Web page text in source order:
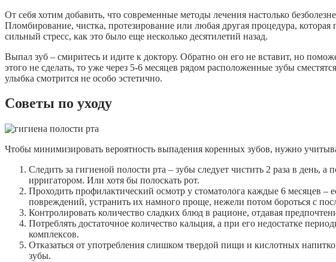
От себя хотим добавить, что современные методы лечения настолько
Пломбирование, чистка, протезирование или любая другая процедура,
сильный стресс, как это было еще несколько десятилетий назад.
Выпал зуб – смиритесь и идите к доктору. Обратно он его не вставит, но
этого не сделать, то уже через 5-6 месяцев рядом расположенные зубы
улыбка смотрится не особо эстетично.
Советы по уходу
Чтобы минимизировать вероятность выпадения коренных зубов, нужно
Следить за гигиеной полости рта – зубы следует чистить 2 раза в день,
ирригатором. Или хотя бы полоскать рот.
Проходить профилактический осмотр у стоматолога каждые 6 месяцев –
повреждений, устранить их намного проще, нежели потом бороться с
Контролировать количество сладких блюд в рационе, отдавая
Потреблять достаточное количество кальция, а при его недостатке
комплексов.
Отказаться от употребления слишком твердой пищи и кислотных
зубы.